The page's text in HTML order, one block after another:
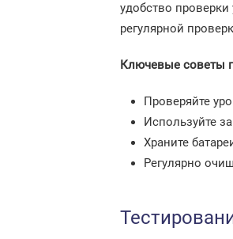
удобство
регулярной
Ключевые советы
Проверяйте
Используйте
Храните
Регулярно